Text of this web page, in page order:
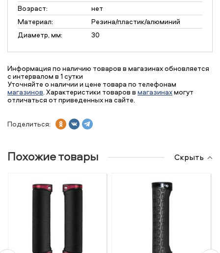
Возраст:
нет
Материал:
Резина/пластик/алюминий
Диаметр, мм:
30
Информация по наличию товаров в магазинах обновляется
с интервалом в 1 сутки
Уточняйте о наличии и цене товара по телефонам
магазинов. Характеристики товаров в магазинахмогут
отличаться от приведенных на сайте.
Поделиться:
Похожие товары Скрыть